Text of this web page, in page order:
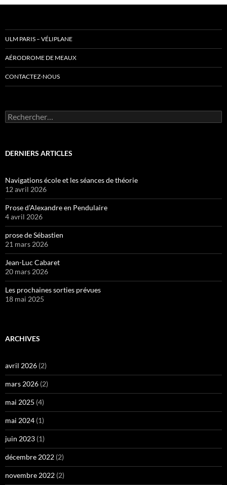
ULM PARIS – VÉLIPLANE
AÉRODROME DE MEAUX
CONTACTEZ-NOUS
Rechercher :
DERNIERS ARTICLES
Navigations école et les séances de théorie
12 avril 2026
Prose d’Alexandre en Pendulaire
4 avril 2026
prose de Sébastien
21 mars 2026
Jean-Luc Cabaret
20 mars 2026
Les prochaines sorties prévues
18 mai 2025
ARCHIVES
avril 2026 (2)
mars 2026 (2)
mai 2025 (4)
mai 2024 (1)
juin 2023 (1)
décembre 2022 (2)
novembre 2022 (2)